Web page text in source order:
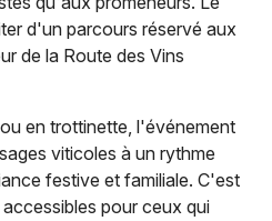
d'un parcours réservé aux
de la Route des Vins
en trottinette, l'événement
viticoles à un rythme
festive et familiale. C'est
pour ceux qui